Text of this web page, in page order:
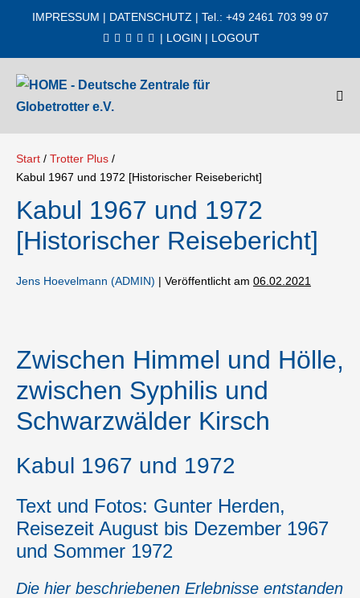
IMPRESSUM | DATENSCHUTZ | Tel.: +49 2461 703 99 07
| LOGIN | LOGOUT
Start / Trotter Plus /
Kabul 1967 und 1972 [Historischer Reisebericht]
Kabul 1967 und 1972
[Historischer Reisebericht]
Jens Hoevelmann (ADMIN) | Veröffentlicht am 06.02.2021
Zwischen Himmel und Hölle,
zwischen Syphilis und
Schwarzwälder Kirsch
Kabul 1967 und 1972
Text und Fotos: Gunter Herden,
Reisezeit August bis Dezember 1967
und Sommer 1972
Die hier beschriebenen Erlebnisse entstanden